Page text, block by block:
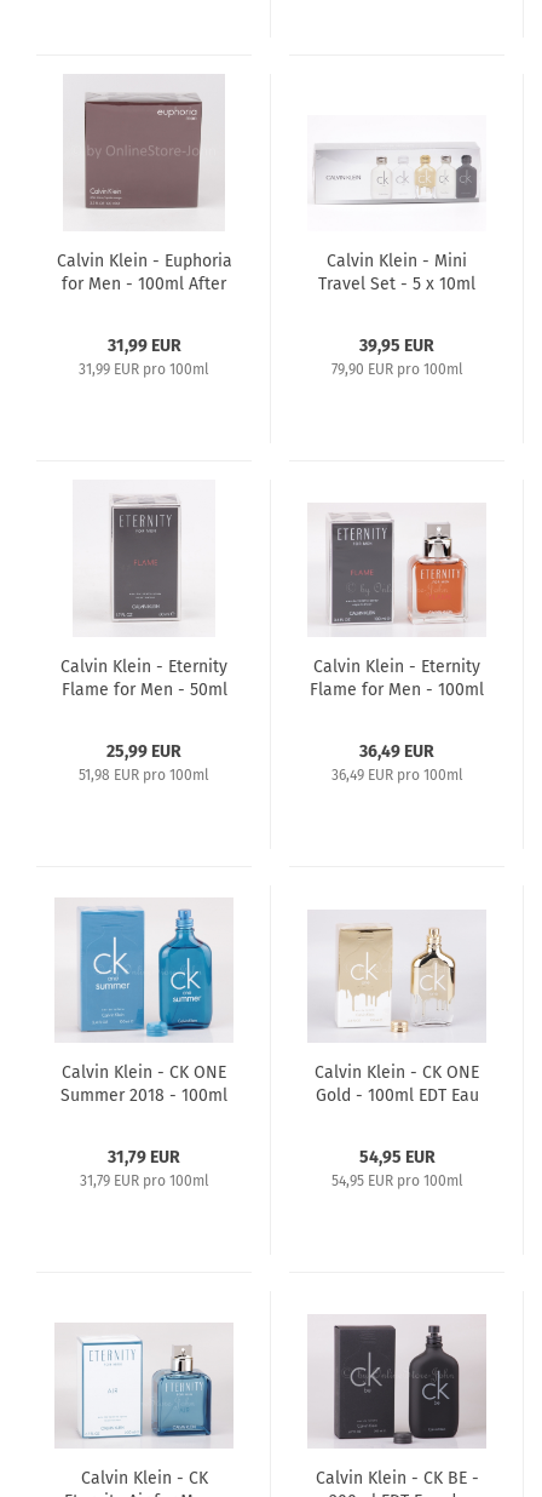
Calvin Klein - Euphoria
for Men - 100ml After
31,99 EUR
31,99 EUR pro 100ml
Calvin Klein - Mini
Travel Set - 5 x 10ml
39,95 EUR
79,90 EUR pro 100ml
Calvin Klein - Eternity
Flame for Men - 50ml
25,99 EUR
51,98 EUR pro 100ml
Calvin Klein - Eternity
Flame for Men - 100ml
36,49 EUR
36,49 EUR pro 100ml
Calvin Klein - CK ONE
Summer 2018 - 100ml
31,79 EUR
31,79 EUR pro 100ml
Calvin Klein - CK ONE
Gold - 100ml EDT Eau
54,95 EUR
54,95 EUR pro 100ml
Calvin Klein - CK
Calvin Klein - CK BE -